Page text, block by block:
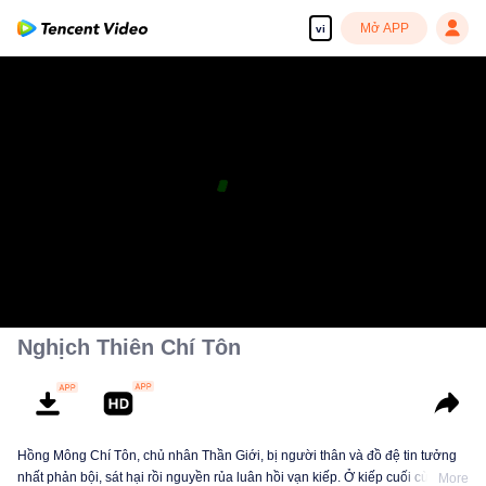
vi Mở APP
Nghịch Thiên Chí Tôn
Hồng Mông Chí Tôn, chủ nhân Thần Giới, bị người thân và đồ đệ tin tưởng
nhất phản bội, sát hại rồi nguyền rủa luân hồi vạn kiếp. Ở kiếp cuối cùng,More